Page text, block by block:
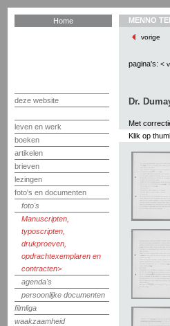
Home
deze website
leven en werk
boeken
artikelen
brieven
lezingen
foto's en documenten
foto's
Manuscripten,
typoscripten,
drukproeven,
opdrachtexemplaren en
contracten
agenda's
persoonlijke documenten
filmliga
waakzaamheid
MENNO
vorige
pagina's: <
Dr.
Met
Klik op